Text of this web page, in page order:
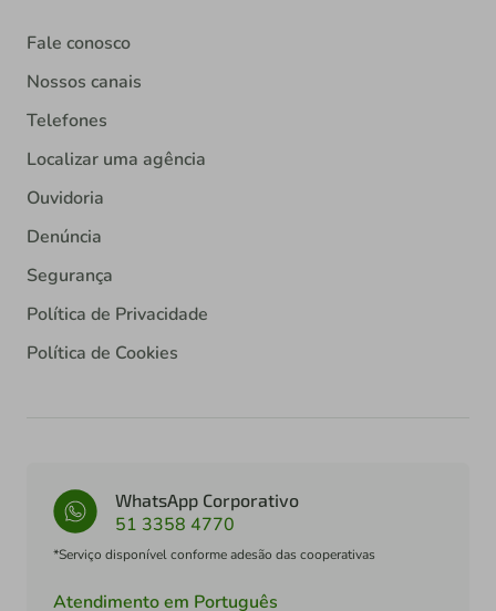
Fale conosco
Nossos canais
Telefones
Localizar uma agência
Ouvidoria
Denúncia
Segurança
Política de Privacidade
Política de Cookies
WhatsApp Corporativo
51 3358 4770
*Serviço disponível conforme adesão das cooperativas
Atendimento em Português